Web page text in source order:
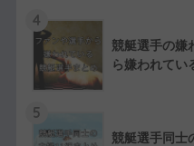
4
競艇選手の嫌
ら嫌われてい
5
競艇選手同士